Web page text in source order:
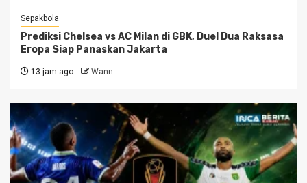
Sepakbola
Prediksi Chelsea vs AC Milan di GBK, Duel Dua Raksasa
Eropa Siap Panaskan Jakarta
13 jam ago Wann